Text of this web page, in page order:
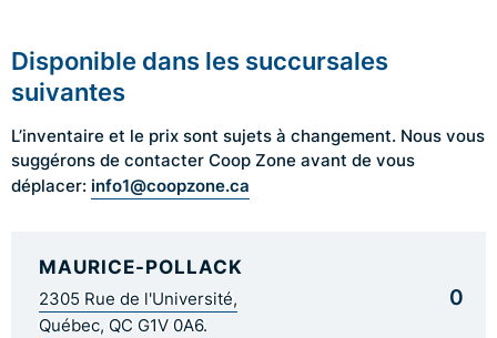
Disponible dans les succursales
suivantes
L’inventaire et le prix sont sujets à changement. Nous vous
suggérons de contacter Coop Zone avant de vous
déplacer: info1@coopzone.ca
MAURICE-POLLACK
2305 Rue de l'Université,
Québec, QC G1V 0A6.
0